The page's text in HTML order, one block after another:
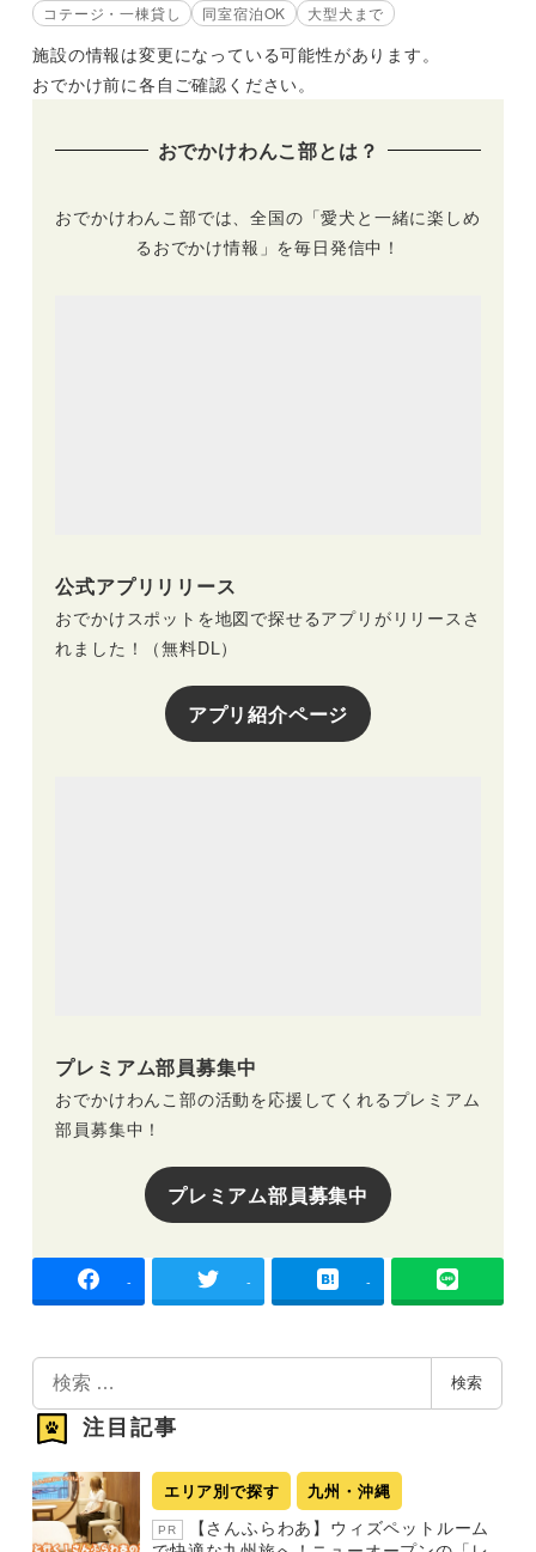
コテージ・一棟貸し 同室宿泊OK 大型犬まで
施設の情報は変更になっている可能性があります。
おでかけ前に各自ご確認ください。
おでかけわんこ部とは？
おでかけわんこ部では、全国の「愛犬と一緒に楽しめ
るおでかけ情報」を毎日発信中！
公式アプリリリース
おでかけスポットを地図で探せるアプリがリリースさ
れました！（無料DL）
アプリ紹介ページ
プレミアム部員募集中
おでかけわんこ部の活動を応援してくれるプレミアム
部員募集中！
プレミアム部員募集中
- - -
検
索
検索
注目記事
エリア別で探す 九州・沖縄
PR
【さんふらわあ】ウィズペットルーム